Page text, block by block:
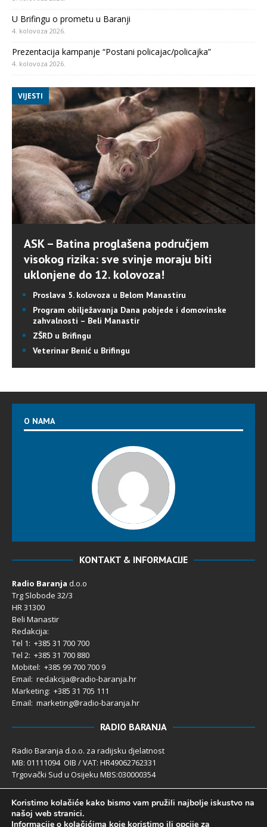
U Brifingu o prometu u Baranji
4. kolovoza 2026.
Prezentacija kampanje “Postani policajac/policajka”
4. kolovoza 2026.
VIJESTI
ASK – Batina proglašena područjem
visokog rizika: sve svinje moraju biti
uklonjene do 12. kolovoza!
Proslava 5. kolovoza u Belom Manastiru
Program obilježavanja Dana pobjede i domovinske
zahvalnosti – Beli Manastir
ZŠRD u Brifingu
Veterinar Benić u Brifingu
O NAMA
KONTAKT & INFORMACIJE
Radio Baranja d.o.o
Trg Slobode 32/3
HR 31300
Beli Manastir
Redakcija:
Tel 1: +385 31 700 700
Tel 2: +385 31 700 880
Mobitel: +385 99 700 700 9
Email: redakcija@radio-baranja.hr
Marketing: +385 31 705 111
Email: marketing@radio-baranja.hr
RADIO BARANJA
Radio Baranja d.o.o. za radijsku djelatnost
MB: 01111094 OIB / VAT: HR49062762331
Trgovački Sud u Osijeku MBS:030000354
Temeljni kapital 2.600,00 € uplaćen u cijelosti
Poslovni račun PBZ: 2340009-1100121402
IBAN: HR4123400091100121402
Koristimo kolačiće kako bismo vam pružili najbolje iskustvo na
našoj web stranici.
Informacije o kolačićima koje koristimo ili opcije za